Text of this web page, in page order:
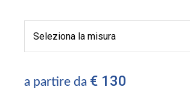
a partire da € 130